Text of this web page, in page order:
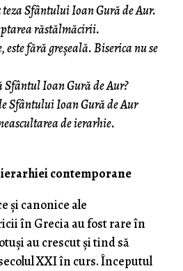
Sfântului Ioan Gură de Aur.
răstălmăcirii.
este fără greșeală. Biserica nu se
Sfântul Ioan Gură de Aur?
Sfântului Ioan Gură de Aur
de ierarhie.
contemporane
și canonice ale
în Grecia au fost rare în
au crescut și tind să
XXI în curs. Începutul